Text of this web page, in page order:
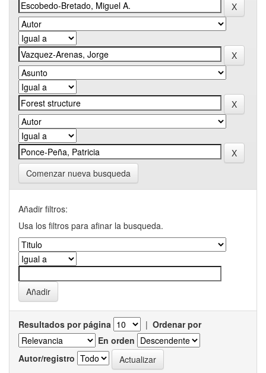
Comenzar nueva busqueda
Añadir filtros:
Usa los filtros para afinar la busqueda.
Resultados por página | Ordenar por
En orden
Autor/registro